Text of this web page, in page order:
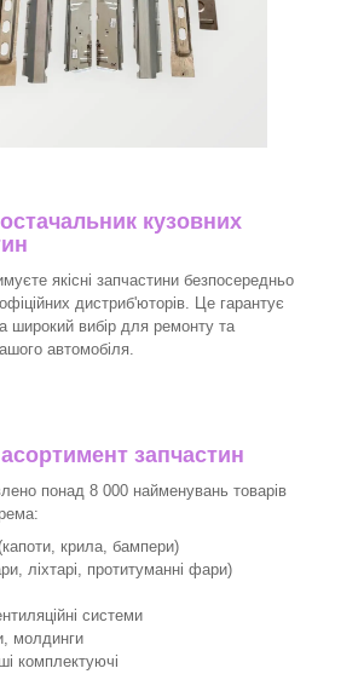
кузовних
якісні запчастини безпосередньо
дистриб'юторів. Це гарантує
широкий вибір для ремонту та
автомобіля.
запчастин
понад 8 000 найменувань товарів
крила, бампери)
ліхтарі, протитуманні фари)
системи
молдинги
комплектуючі